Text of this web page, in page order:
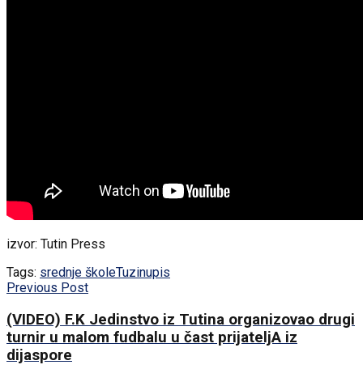
izvor: Tutin Press
Tags: srednje školeTuzinupis
Previous Post
(VIDEO) F.K Jedinstvo iz Tutina organizovao drugi
turnir u malom fudbalu u čast prijateljA iz
dijaspore